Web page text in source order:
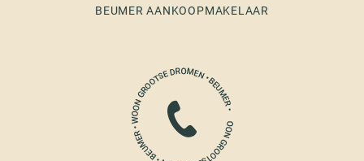
BEUMER AANKOOPMAKELAAR